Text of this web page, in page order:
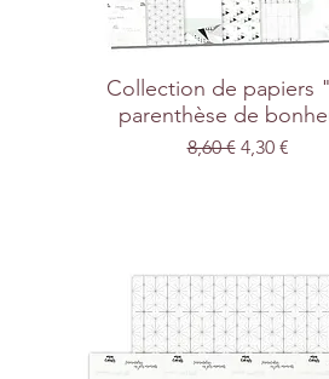
Collection de papiers
parenthèse de
Prix original
8,60 € Prix
4,30 €